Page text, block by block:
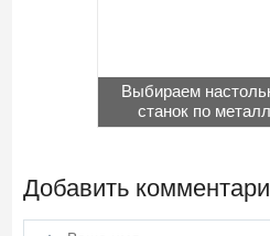
Выбираем
станок по
Добавить